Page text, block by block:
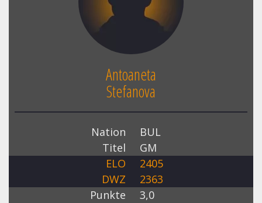
Antoaneta
Stefanova
Nation
BUL
Titel
GM
ELO
2405
DWZ
2363
Punkte
3,0